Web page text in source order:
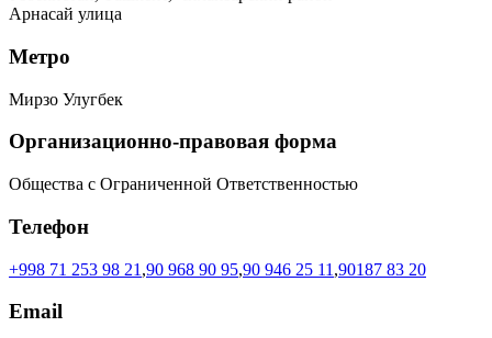
Арнасай улица
Метро
Мирзо Улугбек
Организационно-правовая форма
Общества с Ограниченной Ответственностью
Телефон
+998 71 253 98 21 ,90 968 90 95,90 946 25 11 ,90187 83 20
Email